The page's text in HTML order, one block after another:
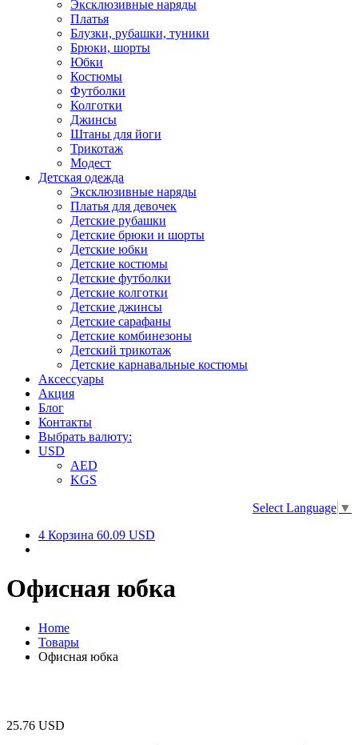
Эксклюзивные наряды
Платья
Блузки, рубашки, туники
Брюки, шорты
Юбки
Костюмы
Футболки
Колготки
Джинсы
Штаны для йоги
Трикотаж
Модест
Детская одежда
Эксклюзивные наряды
Платья для девочек
Детские рубашки
Детские брюки и шорты
Детские юбки
Детские костюмы
Детские футболки
Детские колготки
Детские джинсы
Детские сарафаны
Детские комбинезоны
Детский трикотаж
Детские карнавальные костюмы
Аксессуары
Акция
Блог
Контакты
Выбрать валюту:
USD
AED
KGS
Select Language ▼
4 Корзина 60.09 USD
Офисная юбка
Home
Товары
Офисная юбка
25.76 USD